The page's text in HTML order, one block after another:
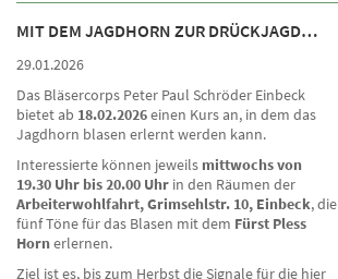
MIT DEM JAGDHORN ZUR DRÜCKJAGD…
29.01.2026
Das Bläsercorps Peter Paul Schröder Einbeck
bietet ab 18.02.2026einen Kurs an, in dem das
Jagdhorn blasen erlernt werden kann.
Interessierte können jeweils mittwochs von
19.30 Uhr bis 20.00 Uhr in den Räumen der
Arbeiterwohlfahrt, Grimsehlstr. 10, Einbeck, die
fünf Töne für das Blasen mit dem Fürst Pless
Hornerlernen.
Ziel ist es, bis zum Herbst die Signale für die hier